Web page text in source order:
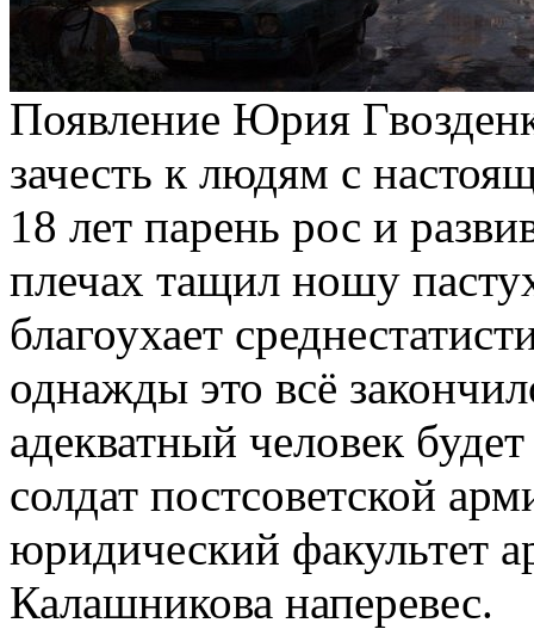
Появление Юрия
зачесть к людям с
18 лет парень рос и
плечах тащил ношу
благоухает
однажды это всё
адекватный человек
солдат постсоветской
юридический факультет
Калашникова наперевес.